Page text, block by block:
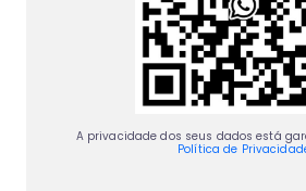
A privacidade dos seus dados está
Política de